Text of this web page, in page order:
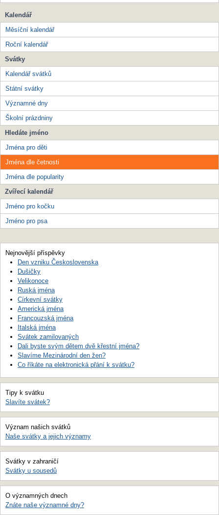
Kalendář
Měsíční kalendář
Roční kalendář
Svátky
Kalendář svátků
Státní svátky
Významné dny
Školní prázdniny
Hledáte jméno
Jména pro děti
Jména dle četnosti
Jména dle popularity
Zvířecí kalendář
Jméno pro kočku
Jméno pro psa
Nejnovější příspěvky
Den vzniku Československa
Dušičky
Velikonoce
Ruská jména
Církevní svátky
Americká jména
Francouzská jména
Italská jména
Svátek zamilovaných
Dali byste svým dětem dvě křestní jména?
Slavíme Mezinárodní den žen?
Co říkáte na elektronická přání k svátku?
Tipy k svátku
Slavíte svátek?
Význam našich svátků
Naše svátky a jejich významy
Svátky v zahraničí
Svátky u sousedů
O významných dnech
Znáte naše významné dny?